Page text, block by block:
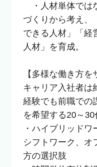
・人材単体では
づくりから考え、
できる人材」「経
人材」を育成。
【多様な働き方を
キャリア入社者は
経験でも前職での
を希望する20～30
・ハイブリッドワ
シフトワーク、オ
方の選択肢